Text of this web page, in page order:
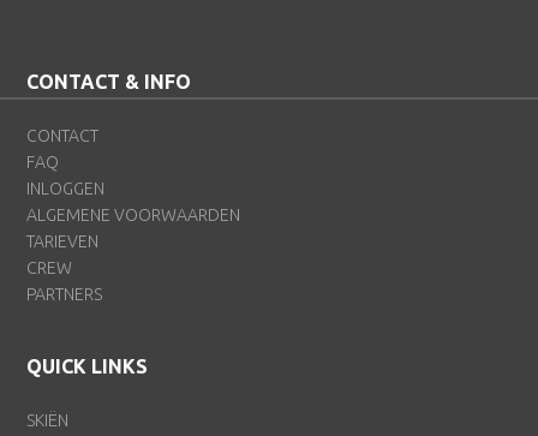
CONTACT & INFO
CONTACT
FAQ
INLOGGEN
ALGEMENE VOORWAARDEN
TARIEVEN
CREW
PARTNERS
QUICK LINKS
SKIËN